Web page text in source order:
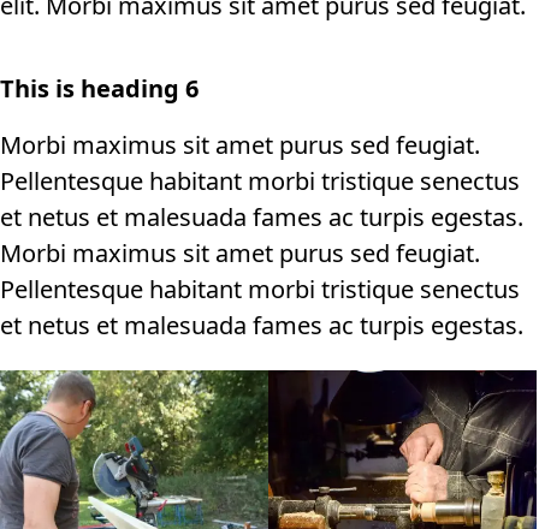
This is heading 6
Morbi maximus sit amet purus sed feugiat.
Pellentesque habitant morbi tristique senectus
et netus et malesuada fames ac turpis egestas.
Morbi maximus sit amet purus sed feugiat.
Pellentesque habitant morbi tristique senectus
et netus et malesuada fames ac turpis egestas.